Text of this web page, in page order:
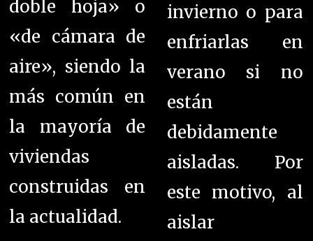
doble hoja» o
«de cámara de
aire», siendo la
más común en
la mayoría de
viviendas
construidas en
la actualidad.
invierno o para
enfriarlas en
verano si no
están
debidamente
aisladas. Por
este motivo, al
aislar